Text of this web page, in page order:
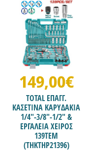
149,00€
TOTAL ΕΠΑΓΓ.
ΚΑΣΕΤΙΝΑ ΚΑΡΥΔΑΚΙΑ
1/4"-3/8"-1/2" &
ΕΡΓΑΛΕΙΑ ΧΕΙΡΟΣ
139ΤΕΜ
(THKTHP21396)